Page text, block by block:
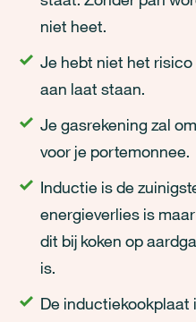
niet heet.
Je hebt niet het
aan laat staan.
Je gasrekening zal
voor je portemonnee.
Inductie is de
energieverlies is
dit bij koken op
is.
De inductiekookplaat